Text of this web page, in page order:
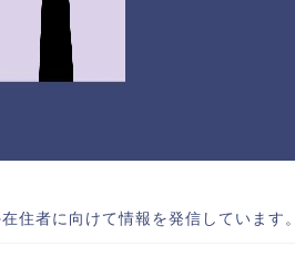
住者に向けて情報を発信しています。